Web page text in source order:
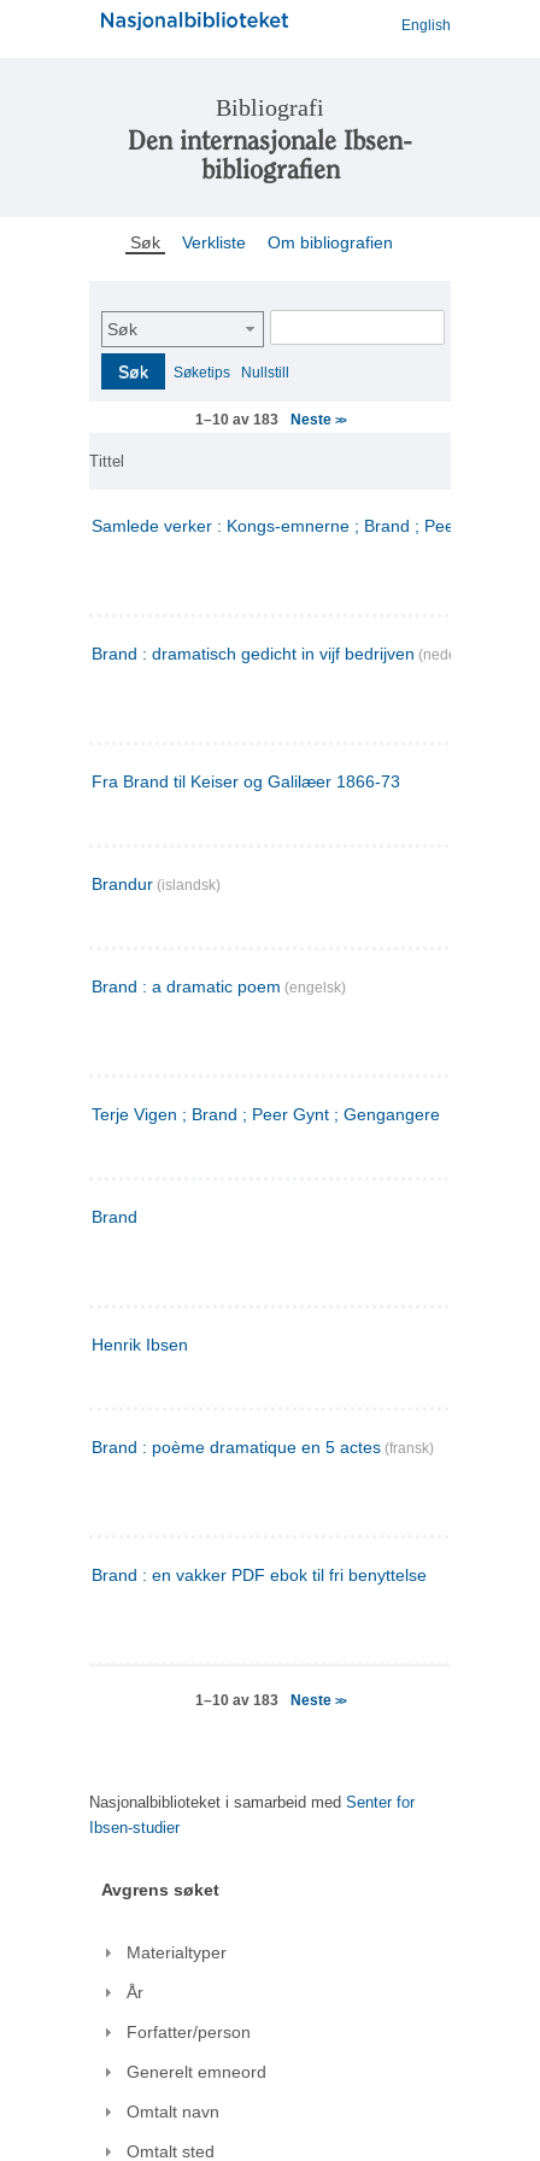
English
Bibliografi
Den internasjonale Ibsen-
bibliografien
Søk Verkliste Om bibliografien
Søk
Søk Søketips Nullstill
1–10 av 183 Neste >>
Tittel
Samlede verker : Kongs-emnerne ; Brand ; Peer Gynt. 2
Brand : dramatisch gedicht in vijf bedrijven (nederlandsk)
Fra Brand til Keiser og Galilæer 1866-73
Brandur (islandsk)
Brand : a dramatic poem (engelsk)
Terje Vigen ; Brand ; Peer Gynt ; Gengangere
Brand
Henrik Ibsen
Brand : poème dramatique en 5 actes (fransk)
Brand : en vakker PDF ebok til fri benyttelse
1–10 av 183 Neste >>
Nasjonalbiblioteket i samarbeid med Senter for
Ibsen-studier
Avgrens søket
Materialtyper
År
Forfatter/person
Generelt emneord
Omtalt navn
Omtalt sted